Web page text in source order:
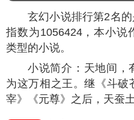
玄幻小说排行第2名
指数为1056424，本小说
类型的小说。
小说简介：天地间，
为这万相之王。继《斗破
宰》《元尊》之后，天蚕